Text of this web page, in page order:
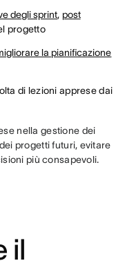
degli sprint, post
progetto
la pianificazione
di lezioni apprese dai
nella gestione dei
progetti futuri, evitare
più consapevoli.
il